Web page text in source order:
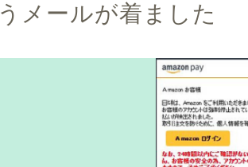
うメールが着ました